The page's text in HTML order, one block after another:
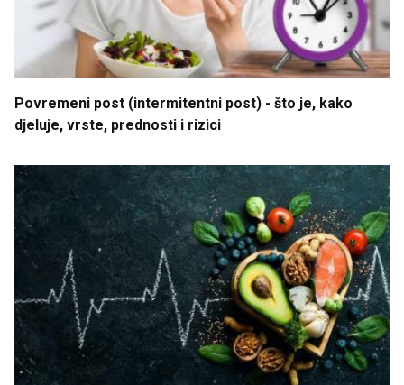
Povremeni post (intermitentni post) - što je, kako
djeluje, vrste, prednosti i rizici